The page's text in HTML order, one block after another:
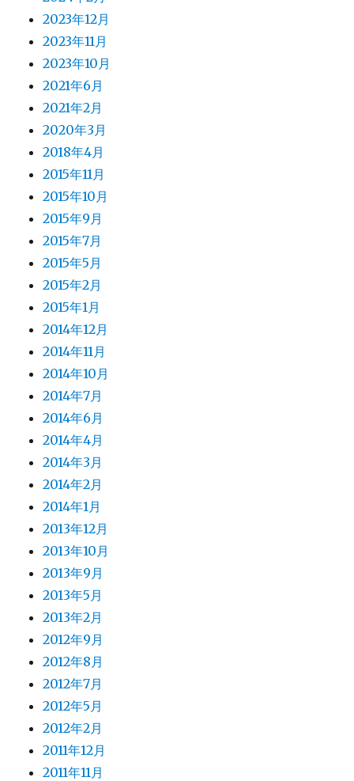
2023年12月
2023年11月
2023年10月
2021年6月
2021年2月
2020年3月
2018年4月
2015年11月
2015年10月
2015年9月
2015年7月
2015年5月
2015年2月
2015年1月
2014年12月
2014年11月
2014年10月
2014年7月
2014年6月
2014年4月
2014年3月
2014年2月
2014年1月
2013年12月
2013年10月
2013年9月
2013年5月
2013年2月
2012年9月
2012年8月
2012年7月
2012年5月
2012年2月
2011年12月
2011年11月